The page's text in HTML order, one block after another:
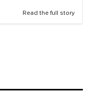
Read the full story